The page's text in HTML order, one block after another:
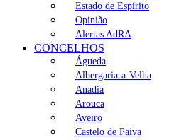
Estado de Espírito
Opinião
Alertas AdRA
CONCELHOS
Águeda
Albergaria-a-Velha
Anadia
Arouca
Aveiro
Castelo de Paiva